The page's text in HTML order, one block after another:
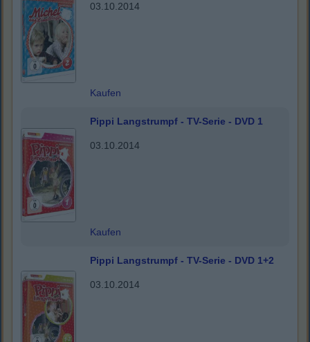
03.10.2014
Kaufen
Pippi Langstrumpf - TV-Serie - DVD 1
03.10.2014
Kaufen
Pippi Langstrumpf - TV-Serie - DVD 1+2
03.10.2014